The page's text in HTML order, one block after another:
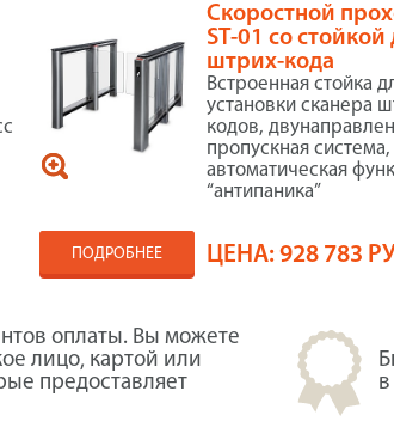
Скоростной
ST-01 со стойкой
штрих-кода
Встроенная стойка
установки сканера
кодов,
пропускная система,
автоматическая
“антипаника”
ПОДРОБНЕЕ ЦЕНА:928 783
оплаты. Вы можете
лицо, картой или
предоставляет